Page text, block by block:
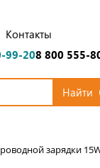
Контакты
99-208 800 555-
Найти
зарядки